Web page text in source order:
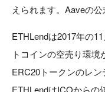
えられます。Aaveの公
ETHLendは2017年の
トコインの空売り環
ERC20トークンのレ